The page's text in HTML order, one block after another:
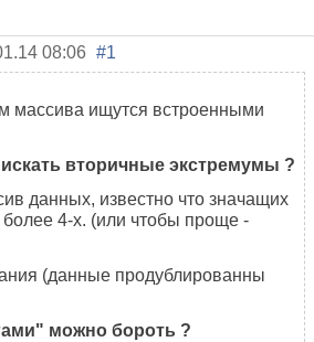
08:06 #1
массива ищутся встроенными
вторичные экстремумы ?
данных, известно что значащих
4-х. (или чтобы проще -
(данные продублированны
можно бороть ?